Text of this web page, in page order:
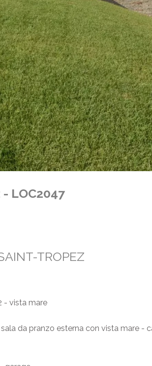
LOC2047
TROPEZ
- vista mare
da pranzo esterna con vista mare -